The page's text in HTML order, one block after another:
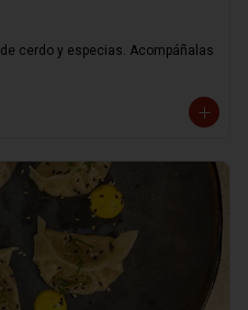
cerdo y especias. Acompáñalas